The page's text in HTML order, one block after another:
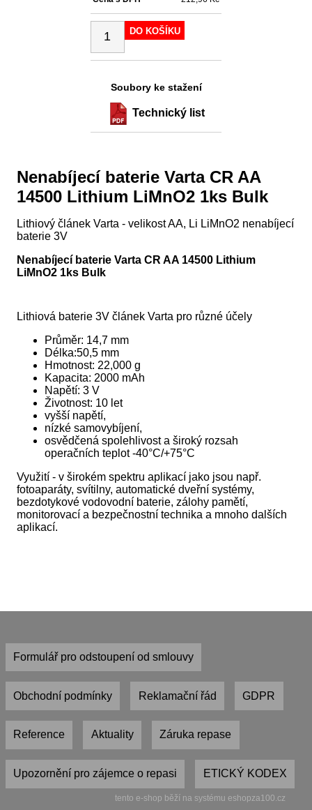
DO KOŠÍKU
Soubory ke stažení
Technický list
Nenabíjecí baterie Varta CR AA
14500 Lithium LiMnO2 1ks Bulk
Lithiový článek Varta - velikost AA, Li LiMnO2 nenabíjecí
baterie 3V
Nenabíjecí baterie Varta CR AA 14500 Lithium
LiMnO2 1ks Bulk
Lithiová baterie 3V článek Varta pro různé účely
Průměr: 14,7 mm
Délka:50,5 mm
Hmotnost: 22,000 g
Kapacita: 2000 mAh
Napětí: 3 V
Životnost: 10 let
vyšší napětí,
nízké samovybíjení,
osvědčená spolehlivost a široký rozsah
operačních teplot -40°C/+75°C
Využití - v širokém spektru aplikací jako jsou např.
fotoaparáty, svítilny, automatické dveřní systémy,
bezdotykové vodovodní baterie, zálohy pamětí,
monitorovací a bezpečnostní technika a mnoho dalších
aplikací.
Formulář pro odstoupení od smlouvy
Obchodní podmínky Reklamační řád GDPR
Reference Aktuality Záruka repase
Upozornění pro zájemce o repasi ETICKÝ KODEX
tento e-shop běží na systému eshopza100.cz